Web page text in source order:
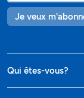
Je veux
Qui êtes-vous?